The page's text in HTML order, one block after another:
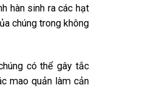
hàn sinh ra các hạt
chúng trong không
có thể gây tắc
mao quản làm cản